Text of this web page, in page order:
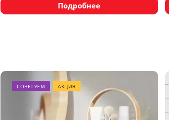
Подробнее
СОВЕТУЕМ АКЦИЯ